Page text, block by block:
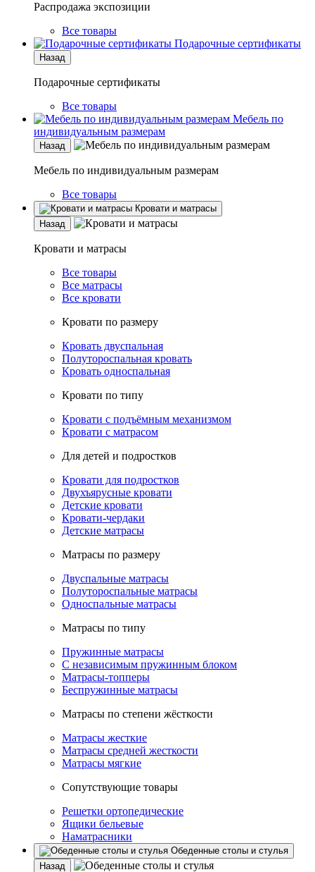
Распродажа экспозиции
Все товары
Подарочные сертификаты
Назад
Подарочные сертификаты
Все товары
Мебель по
индивидуальным размерам
Назад
Мебель по индивидуальным размерам
Все товары
Кровати и матрасы
Назад
Кровати и матрасы
Все товары
Все матрасы
Все кровати
Кровати по размеру
Кровать двуспальная
Полутороспальная кровать
Кровать односпальная
Кровати по типу
Кровати с подъёмным механизмом
Кровати с матрасом
Для детей и подростков
Кровати для подростков
Двухъярусные кровати
Детские кровати
Кровати-чердаки
Детские матрасы
Матрасы по размеру
Двуспальные матрасы
Полутороспальные матрасы
Односпальные матрасы
Матрасы по типу
Пружинные матрасы
С независимым пружинным блоком
Матрасы-топперы
Беспружинные матрасы
Матрасы по степени жёсткости
Матрасы жесткие
Матрасы средней жесткости
Матрасы мягкие
Сопутствующие товары
Решетки ортопедические
Ящики бельевые
Наматрасники
Обеденные столы и стулья
Назад